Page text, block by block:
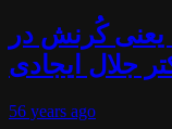
کُرنش در
جلال ایجادی
56 years ago